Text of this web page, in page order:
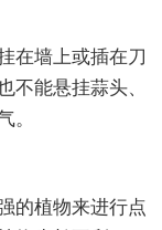
墙上或插在刀
不能悬挂蒜头、
。
植物来进行点